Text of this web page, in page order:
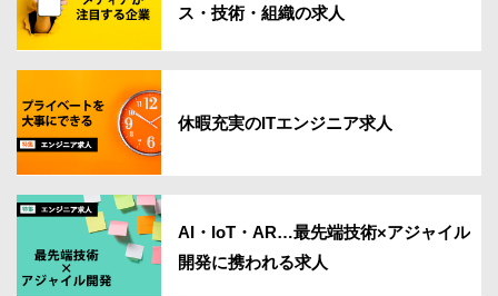
ス・技術・組織の求人
休暇充実のITエンジニア求人
AI・IoT・AR…最先端技術×アジャイル
開発に携われる求人